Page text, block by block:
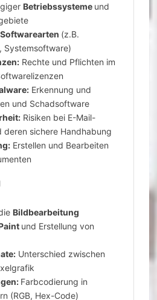
Betriebssysteme und
Softwarearten (z.B.
Systemsoftware)
Rechte und Pflichten im
Erkennung und
und Schadsoftware
Risiken bei E-Mail-
deren sichere Handhabung
Erstellen und Bearbeiten
Bildbearbeitung
und Erstellung von
Unterschied zwischen
Farbcodierung in
(RGB, Hex-Code)